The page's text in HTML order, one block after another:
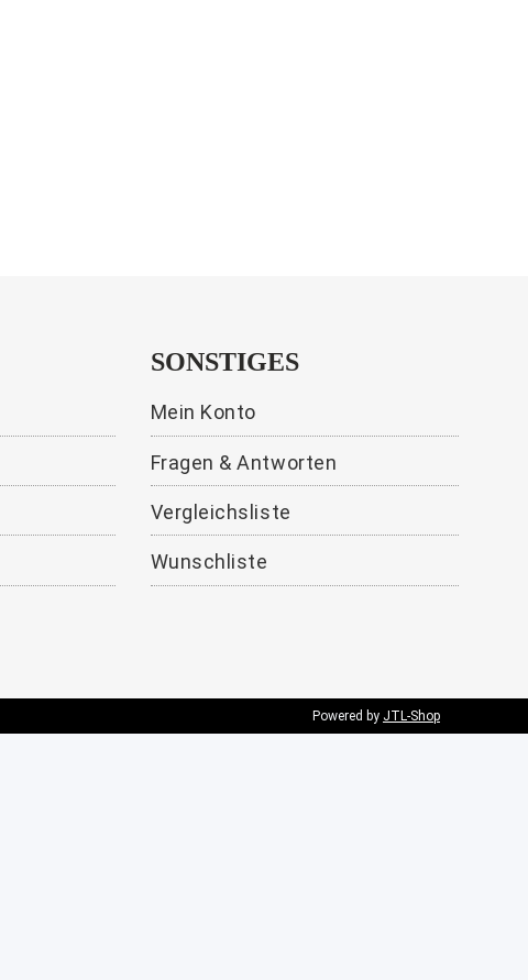
SONSTIGES
Mein Konto
Fragen & Antworten
Vergleichsliste
Wunschliste
Powered by JTL-Shop